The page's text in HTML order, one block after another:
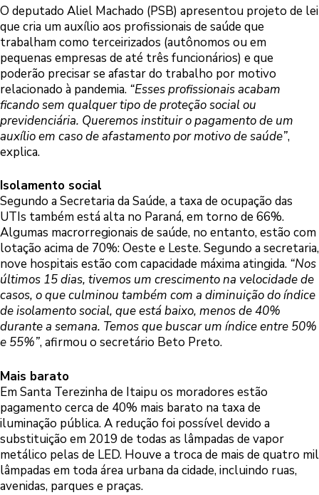
O deputado Aliel Machado (PSB) apresentou projeto de lei
que cria um auxílio aos profissionais de saúde que
trabalham como terceirizados (autônomos ou em
pequenas empresas de até três funcionários) e que
poderão precisar se afastar do trabalho por motivo
relacionado à pandemia. “Esses profissionais acabam
ficando sem qualquer tipo de proteção social ou
previdenciária. Queremos instituir o pagamento de um
auxílio em caso de afastamento por motivo de saúde”,
explica.
Isolamento social
Segundo a Secretaria da Saúde, a taxa de ocupação das
UTIs também está alta no Paraná, em torno de 66%.
Algumas macrorregionais de saúde, no entanto, estão com
lotação acima de 70%: Oeste e Leste. Segundo a secretaria,
nove hospitais estão com capacidade máxima atingida. “Nos
últimos 15 dias, tivemos um crescimento na velocidade de
casos, o que culminou também com a diminuição do índice
de isolamento social, que está baixo, menos de 40%
durante a semana. Temos que buscar um índice entre 50%
e 55%”, afirmou o secretário Beto Preto.
Mais barato
Em Santa Terezinha de Itaipu os moradores estão
pagamento cerca de 40% mais barato na taxa de
iluminação pública. A redução foi possível devido a
substituição em 2019 de todas as lâmpadas de vapor
metálico pelas de LED. Houve a troca de mais de quatro mil
lâmpadas em toda área urbana da cidade, incluindo ruas,
avenidas, parques e praças.